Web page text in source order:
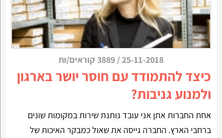
25-11-2018
/ 3889 קוראים/ות
כיצד להתמודד עם חוסר יושר בארגון
ולמנוע גניבות?
אחת החברות אתן אני עובד נותנת שירות במקומות שונים
ברחבי הארץ. החברה גייסה את שאול כמבקר האיכות של